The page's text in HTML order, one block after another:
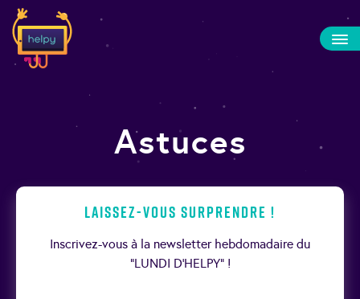
Astuces
Laissez-vous surprendre !
Inscrivez-vous à la newsletter hebdomadaire du
“LUNDI D’HELPY” !